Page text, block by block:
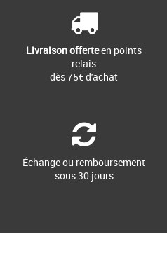
Livraison offerteen points
relais
dès 75€ d'achat
Échange ou remboursement
sous 30 jours